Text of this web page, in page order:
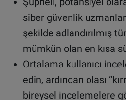
siber güvenlik
şekilde adlandırılmış
mümkün olan en kısa
Ortalama kullanıcı
edin, ardından olası
bireysel incelemelere